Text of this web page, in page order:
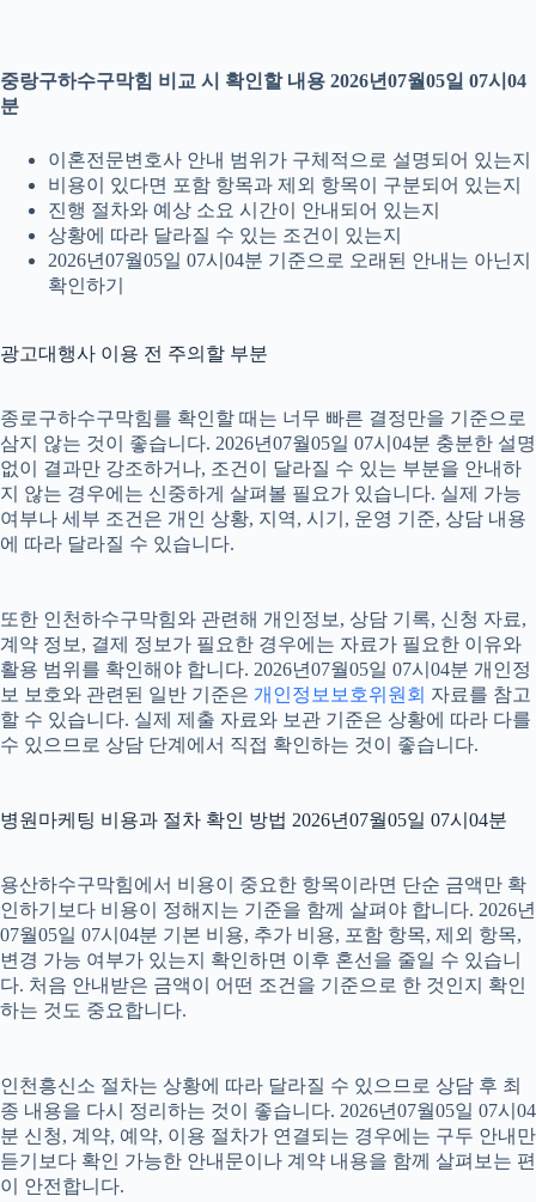
중랑구하수구막힘 비교 시 확인할 내용 2026년07월05일 07시04
분
이혼전문변호사 안내 범위가 구체적으로 설명되어 있는지
비용이 있다면 포함 항목과 제외 항목이 구분되어 있는지
진행 절차와 예상 소요 시간이 안내되어 있는지
상황에 따라 달라질 수 있는 조건이 있는지
2026년07월05일 07시04분 기준으로 오래된 안내는 아닌지
확인하기
광고대행사 이용 전 주의할 부분
종로구하수구막힘를 확인할 때는 너무 빠른 결정만을 기준으로
삼지 않는 것이 좋습니다. 2026년07월05일 07시04분 충분한 설명
없이 결과만 강조하거나, 조건이 달라질 수 있는 부분을 안내하
지 않는 경우에는 신중하게 살펴볼 필요가 있습니다. 실제 가능
여부나 세부 조건은 개인 상황, 지역, 시기, 운영 기준, 상담 내용
에 따라 달라질 수 있습니다.
또한 인천하수구막힘와 관련해 개인정보, 상담 기록, 신청 자료,
계약 정보, 결제 정보가 필요한 경우에는 자료가 필요한 이유와
활용 범위를 확인해야 합니다. 2026년07월05일 07시04분 개인정
보 보호와 관련된 일반 기준은 개인정보보호위원회 자료를 참고
할 수 있습니다. 실제 제출 자료와 보관 기준은 상황에 따라 다를
수 있으므로 상담 단계에서 직접 확인하는 것이 좋습니다.
병원마케팅 비용과 절차 확인 방법 2026년07월05일 07시04분
용산하수구막힘에서 비용이 중요한 항목이라면 단순 금액만 확
인하기보다 비용이 정해지는 기준을 함께 살펴야 합니다. 2026년
07월05일 07시04분 기본 비용, 추가 비용, 포함 항목, 제외 항목,
변경 가능 여부가 있는지 확인하면 이후 혼선을 줄일 수 있습니
다. 처음 안내받은 금액이 어떤 조건을 기준으로 한 것인지 확인
하는 것도 중요합니다.
인천흥신소 절차는 상황에 따라 달라질 수 있으므로 상담 후 최
종 내용을 다시 정리하는 것이 좋습니다. 2026년07월05일 07시04
분 신청, 계약, 예약, 이용 절차가 연결되는 경우에는 구두 안내만
듣기보다 확인 가능한 안내문이나 계약 내용을 함께 살펴보는 편
이 안전합니다.